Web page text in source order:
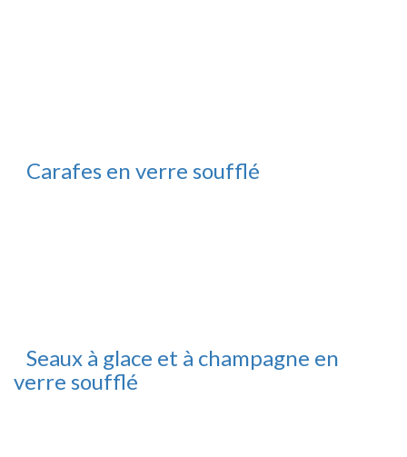
Carafes en verre soufflé
Seaux à glace et à champagne en
verre soufflé